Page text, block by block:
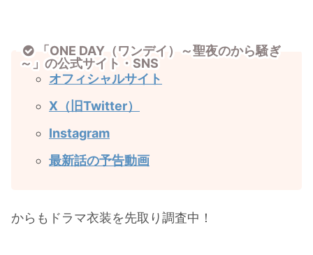
「ONE DAY（ワンデイ）～聖夜のから騒ぎ
～」の公式サイト・SNS
オフィシャルサイト
X（旧Twitter）
Instagram
最新話の予告動画
からもドラマ衣装を先取り調査中！